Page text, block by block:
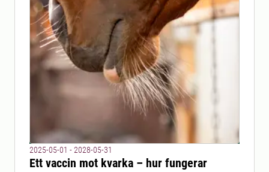
2025-05-01 - 2028-05-31
Ett vaccin mot kvarka – hur fungerar